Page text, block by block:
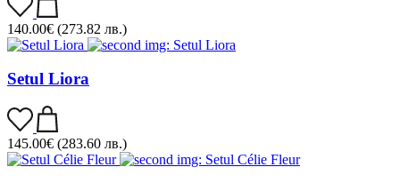
140.00€ (273.82 лв.)
Setul Liora
145.00€ (283.60 лв.)